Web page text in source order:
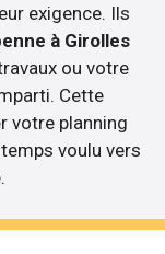
exigence. Ils
à Girolles
ou votre
Cette
votre planning
voulu vers